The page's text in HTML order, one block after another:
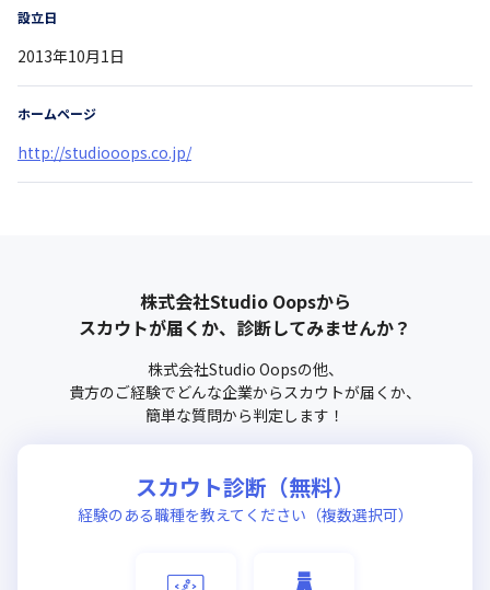
設立日
2013年10月1日
ホームページ
http://studiooops.co.jp/
株式会社Studio Oopsから
スカウトが届くか、診断してみませんか？
株式会社Studio Oopsの他、
貴方のご経験でどんな企業からスカウトが届くか、
簡単な質問から判定します！
スカウト診断（無料）
経験のある職種を教えてください（複数選択可）